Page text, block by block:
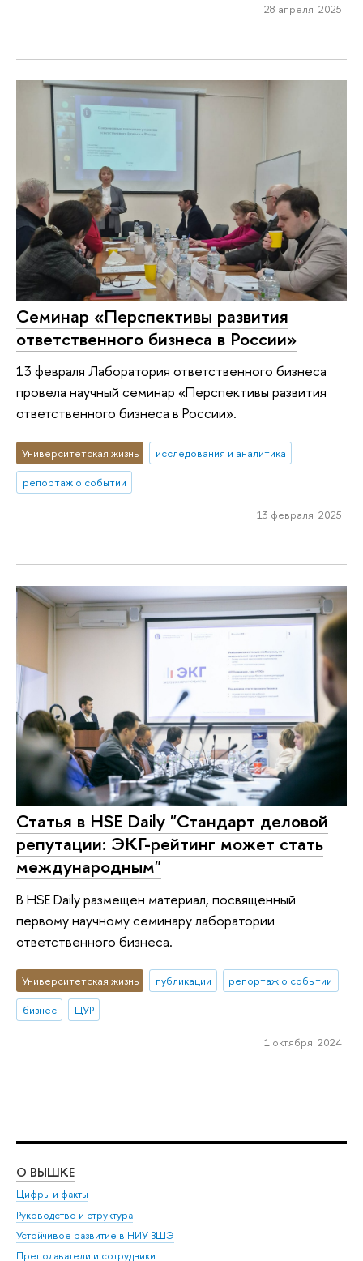
28 апреля 2025
Семинар «Перспективы развития
ответственного бизнеса в России»
13 февраля Лаборатория ответственного бизнеса
провела научный семинар «Перспективы развития
ответственного бизнеса в России».
Университетская жизнь
исследования и аналитика
репортаж о событии
13 февраля 2025
Статья в HSE Daily "Стандарт деловой
репутации: ЭКГ-рейтинг может стать
международным"
В HSE Daily размещен материал, посвященный
первому научному семинару лаборатории
ответственного бизнеса.
Университетская жизнь публикации
репортаж о событии
бизнес
ЦУР
1 октября 2024
О ВЫШКЕ
Цифры и факты
Руководство и структура
Устойчивое развитие в НИУ ВШЭ
Преподаватели и сотрудники